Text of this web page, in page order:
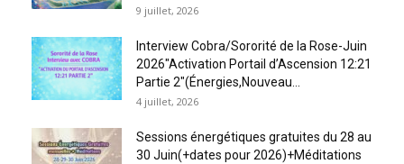
9 juillet, 2026
Interview Cobra/Sororité de la Rose-Juin
2026″Activation Portail d’Ascension 12:21
Partie 2″(Énergies,Nouveau...
4 juillet, 2026
Sessions énergétiques gratuites du 28 au
30 Juin(+dates pour 2026)+Méditations